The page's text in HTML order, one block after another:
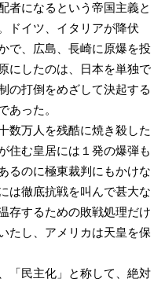
者になるという帝国主義と
ドイツ、イタリアが降伏
で、広島、長崎に原爆を投
にしたのは、日本を単独で
の打倒をめざして決起する
あった。
数万人を残酷に焼き殺した
住む皇居には１発の爆弾も
るのに極東裁判にもかけな
は徹底抗戦を叫んで甚大な
存するための敗戦処理だけ
たし、アメリカは天皇を保
「民主化」と称して、絶対